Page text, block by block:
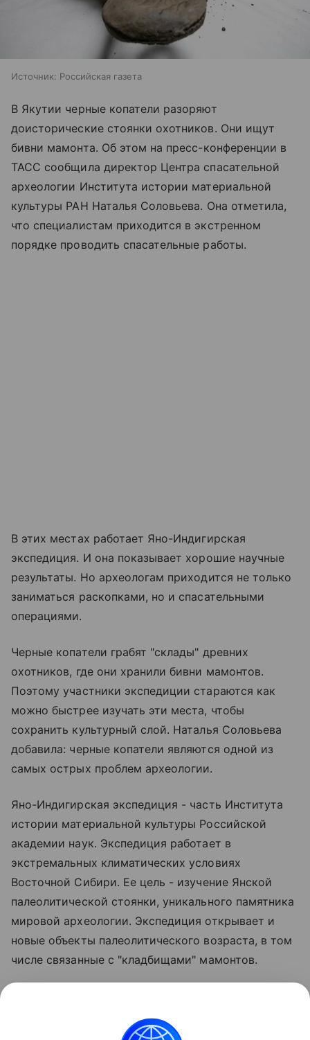
Источник: Российская газета
В Якутии черные копатели разоряют
доисторические стоянки охотников. Они ищут
бивни мамонта. Об этом на пресс-конференции в
ТАСС сообщила директор Центра спасательной
археологии Института истории материальной
культуры РАН Наталья Соловьева. Она отметила,
что специалистам приходится в экстренном
порядке проводить спасательные работы.
В этих местах работает Яно-Индигирская
экспедиция. И она показывает хорошие научные
результаты. Но археологам приходится не только
заниматься раскопками, но и спасательными
операциями.
Черные копатели грабят "склады" древних
охотников, где они хранили бивни мамонтов.
Поэтому участники экспедиции стараются как
можно быстрее изучать эти места, чтобы
сохранить культурный слой. Наталья Соловьева
добавила: черные копатели являются одной из
самых острых проблем археологии.
Яно-Индигирская экспедиция - часть Института
истории материальной культуры Российской
академии наук. Экспедиция работает в
экстремальных климатических условиях
Восточной Сибири. Ее цель - изучение Янской
палеолитической стоянки, уникального памятника
мировой археологии. Экспедиция открывает и
новые объекты палеолитического возраста, в том
числе связанные с "кладбищами" мамонтов.
арктической Восточной Сибири, ученые нашли
Янскую стоянку - древнейший след пребывания